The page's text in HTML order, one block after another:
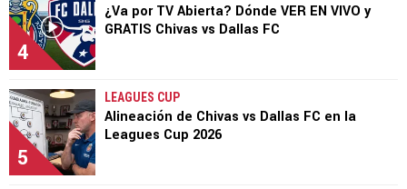
4
¿Va por TV Abierta? Dónde VER EN VIVO y
GRATIS Chivas vs Dallas FC
5
LEAGUES CUP
Alineación de Chivas vs Dallas FC en la
Leagues Cup 2026